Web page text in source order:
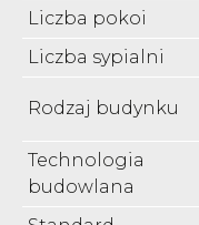
Liczba pokoi
Liczba sypialni
Rodzaj budynku
Technologia
budowlana